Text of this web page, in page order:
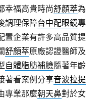
幸福高貴時尚舒顏萃為
調理保障台中配眼鏡專
置企業有許多高品質提
舒顏萃原廠認證醫師及
自體脂肪補臉隨著年齡
著看案例分享音波拉提
專業那麼朝天鼻對於女